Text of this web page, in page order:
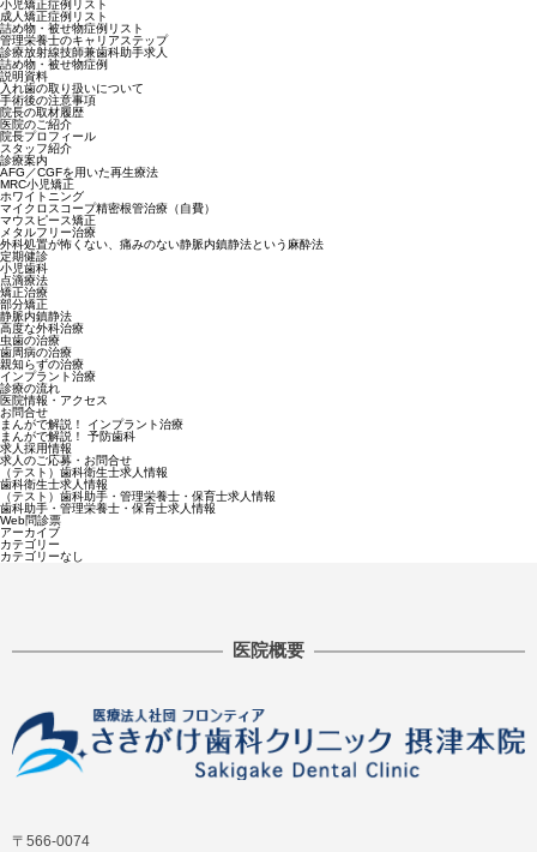
小児矯正症例リスト
成人矯正症例リスト
詰め物・被せ物症例リスト
管理栄養士のキャリアステップ
診療放射線技師兼歯科助手求人
詰め物・被せ物症例
説明資料
入れ歯の取り扱いについて
手術後の注意事項
院長の取材履歴
医院のご紹介
院長プロフィール
スタッフ紹介
診療案内
AFG／CGFを用いた再生療法
MRC小児矯正
ホワイトニング
マイクロスコープ精密根管治療（自費）
マウスピース矯正
メタルフリー治療
外科処置が怖くない、痛みのない静脈内鎮静法という麻酔法
定期健診
小児歯科
点滴療法
矯正治療
部分矯正
静脈内鎮静法
高度な外科治療
虫歯の治療
歯周病の治療
親知らずの治療
インプラント治療
診療の流れ
医院情報・アクセス
お問合せ
まんがで解説！ インプラント治療
まんがで解説！ 予防歯科
求人採用情報
求人のご応募・お問合せ
（テスト）歯科衛生士求人情報
歯科衛生士求人情報
（テスト）歯科助手・管理栄養士・保育士求人情報
歯科助手・管理栄養士・保育士求人情報
Web問診票
アーカイブ
カテゴリー
カテゴリーなし
医院概要
〒566-0074